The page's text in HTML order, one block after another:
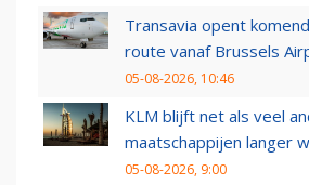
Transavia opent
route vanaf Brussels
05-08-2026, 10:46
KLM blijft net als veel
maatschappijen langer
05-08-2026, 9:00